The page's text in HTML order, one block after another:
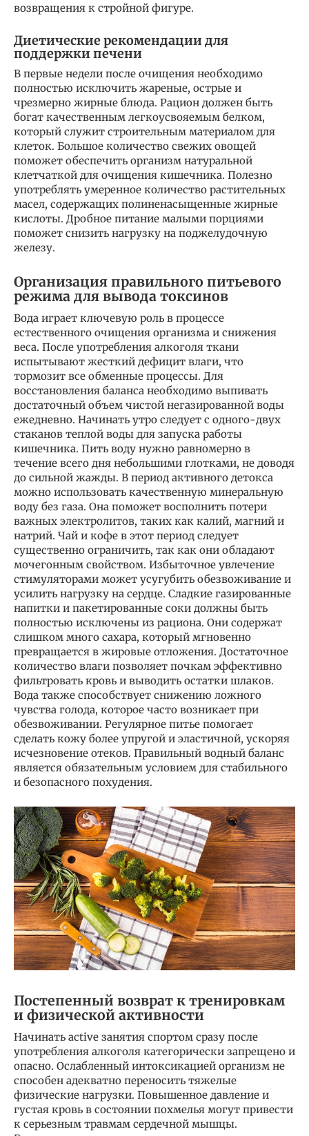
возвращения к стройной фигуре.
Диетические рекомендации для
поддержки печени
В первые недели после очищения необходимо
полностью исключить жареные, острые и
чрезмерно жирные блюда. Рацион должен быть
богат качественным легкоусвояемым белком,
который служит строительным материалом для
клеток. Большое количество свежих овощей
поможет обеспечить организм натуральной
клетчаткой для очищения кишечника. Полезно
употреблять умеренное количество растительных
масел, содержащих полиненасыщенные жирные
кислоты. Дробное питание малыми порциями
поможет снизить нагрузку на поджелудочную
железу.
Организация правильного питьевого
режима для вывода токсинов
Вода играет ключевую роль в процессе
естественного очищения организма и снижения
веса. После употребления алкоголя ткани
испытывают жесткий дефицит влаги, что
тормозит все обменные процессы. Для
восстановления баланса необходимо выпивать
достаточный объем чистой негазированной воды
ежедневно. Начинать утро следует с одного-двух
стаканов теплой воды для запуска работы
кишечника. Пить воду нужно равномерно в
течение всего дня небольшими глотками, не доводя
до сильной жажды. В период активного детокса
можно использовать качественную минеральную
воду без газа. Она поможет восполнить потери
важных электролитов, таких как калий, магний и
натрий. Чай и кофе в этот период следует
существенно ограничить, так как они обладают
мочегонным свойством. Избыточное увлечение
стимуляторами может усугубить обезвоживание и
усилить нагрузку на сердце. Сладкие газированные
напитки и пакетированные соки должны быть
полностью исключены из рациона. Они содержат
слишком много сахара, который мгновенно
превращается в жировые отложения. Достаточное
количество влаги позволяет почкам эффективно
фильтровать кровь и выводить остатки шлаков.
Вода также способствует снижению ложного
чувства голода, которое часто возникает при
обезвоживании. Регулярное питье помогает
сделать кожу более упругой и эластичной, ускоряя
исчезновение отеков. Правильный водный баланс
является обязательным условием для стабильного
и безопасного похудения.
Постепенный возврат к тренировкам
и физической активности
Начинать active занятия спортом сразу после
употребления алкоголя категорически запрещено и
опасно. Ослабленный интоксикацией организм не
способен адекватно переносить тяжелые
физические нагрузки. Повышенное давление и
густая кровь в состоянии похмелья могут привести
к серьезным травмам сердечной мышцы.